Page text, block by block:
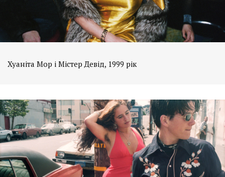
Хуаніта Мор і Містер Девід, 1999 рік